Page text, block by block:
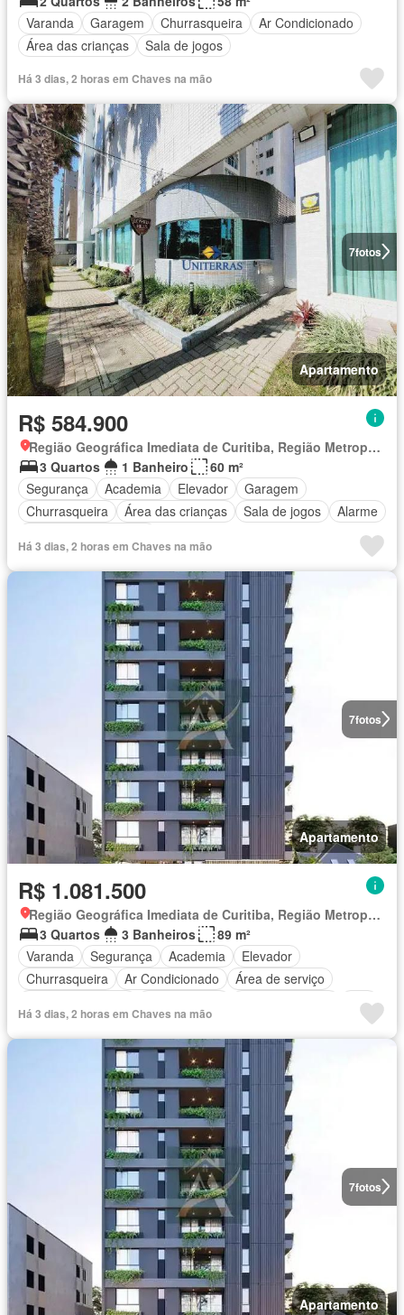
Varanda
Garagem Churrasqueira
Ar Condicionado
Área das crianças
Sala de jogos
Há 3 dias, 2 horas em Chaves na mão
7fotos
Apartamento
R$ 584.900
Região Geográfica Imediata de Curitiba, Região Metropolitana de Curitiba
3 Quartos
1 Banheiro
60 m²
Segurança
Academia Elevador
Garagem
Churrasqueira
Área das crianças Sala de jogos
Alarme
Há 3 dias, 2 horas em Chaves na mão
7fotos
Apartamento
R$ 1.081.500
Região Geográfica Imediata de Curitiba, Região Metropolitana de Curitiba
3 Quartos
3 Banheiros
89 m²
Varanda
Segurança Academia
Elevador
Churrasqueira
Ar Condicionado
Área de serviço
Spa
Totalmente mobiliado
Há 3 dias, 2 horas em Chaves na mão
7fotos
Apartamento